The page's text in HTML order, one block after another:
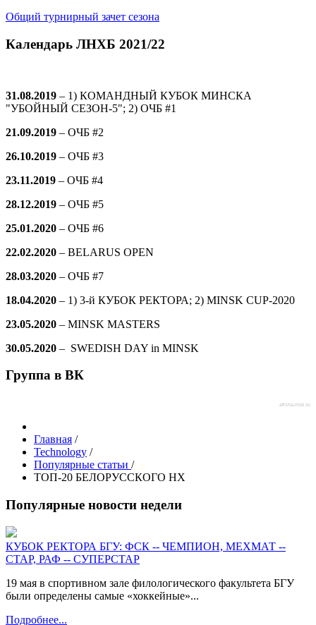
Общий турнирный зачет сезона
Календарь ЛНХБ 2021/22
31.08.2019 – 1) КОМАНДНЫЙ КУБОК МИНСКА
"УБОЙНЫЙ СЕЗОН-5"; 2) ОЧБ #1
21.09.2019 – ОЧБ #2
26.10.2019 – ОЧБ #3
23.11.2019 – ОЧБ #4
28.12.2019 – ОЧБ #5
25.01.2020 – ОЧБ #6
22.02.2020 – BELARUS OPEN
28.03.2020 – ОЧБ #7
18.04.2020 – 1) 3-й КУБОК РЕКТОРА; 2) MINSK CUP-2020
23.05.2020 – MINSK MASTERS
30.05.2020 – SWEDISH DAY in MINSK
Группа в ВК
afisha-msk.ru
Главная /
Technology /
Популярные статьи /
ТОП-20 БЕЛОРУССКОГО НХ
Популярные новости недели
КУБОК РЕКТОРА БГУ: ФСК -- ЧЕМПИОН, МЕХМАТ --
СТАР, РАФ -- СУПЕРСТАР
19 мая в спортивном зале филологического факультета БГУ
были определены самые «хоккейные»...
Подробнее...